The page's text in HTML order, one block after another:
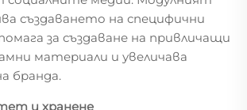
създаването на специфични
за създаване на привличащи
материали и увеличава
бранда.
и хранене